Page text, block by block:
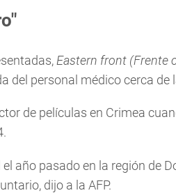
Eastern front (Frente
del personal médico cerca de
de películas en Crimea
año pasado en la región de
dijo a la AFP.